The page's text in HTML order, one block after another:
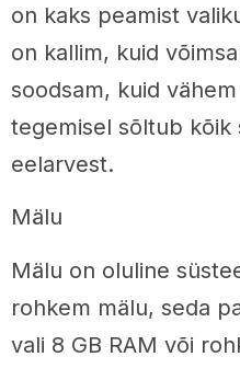
on kaks peamist
on kallim, kuid
soodsam, kuid
tegemisel sõltub kõik
eelarvest.
Mälu
Mälu on oluline
rohkem mälu, seda
vali 8 GB RAM või